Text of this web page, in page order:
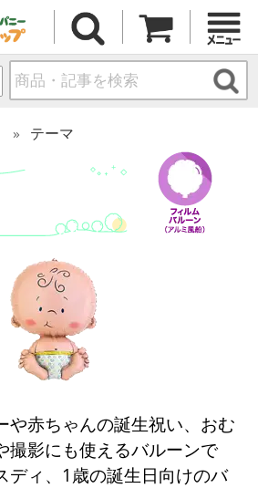
テーマ
や赤ちゃんの誕生祝い、おむ
撮影にも使えるバルーンで
ディ、1歳の誕生日向けのバ